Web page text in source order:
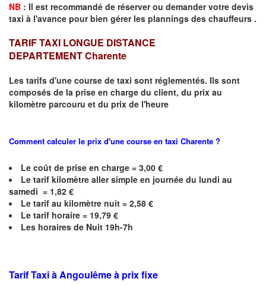
NB : Il est recommandé de réserverou demandervotre devis
taxi à l'avance pour bien gérer les plannings des chauffeurs .
TARIF TAXI LONGUE DISTANCE
DEPARTEMENTCharente
Les tarifs d'une course de taxi sont réglementés. Ils sont
composés de la prise en charge du client, du prix au
kilomètre parcouru et du prix de l'heure
Comment calculer le prix d'une course en taxi Charente ?
Le coût de prise en charge = 3,00 €
Le tarif kilomètre aller simple en journée du lundi au
samedi = 1,82 €
Le tarif au kilomètre nuit = 2,58 €
Le tarif horaire = 19,79 €
Les horaires de Nuit 19h-7h
Tarif Taxi àAngoulêmeà prix fixe